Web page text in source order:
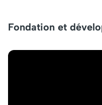
Fondation et